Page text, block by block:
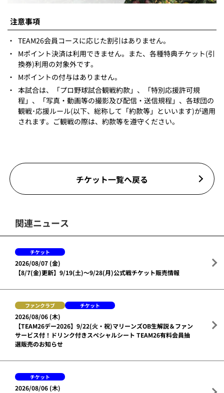
注意事項
・ TEAM26会員コースに応じた割引はありません。
・
Mポイント決済は利用できません。また、各種特典チケット(引
換券)利用の対象外です。
・
Mポイントの付与はありません。
・ 本試合は、「プロ野球試合観戦約款」、「特別応援許可規
程」、「写真・動画等の撮影及び配信・送信規程」、各球団の
観戦･応援ルール(以下、総称して「約款等」といいます)が適用
されます。ご観戦の際は、約款等を遵守ください。
チケット一覧へ戻る
関連ニュース
チケット
2026/08/07 (金)
【8/7(金)更新】9/19(土)～9/28(月)公式戦チケット販売情報
ファンクラブ チケット
2026/08/06 (木)
【TEAM26デー2026】9/22(火・祝)マリーンズOB生解説＆ファン
サービス付！ドリンク付きスペシャルシート TEAM26有料会員抽
選販売のお知らせ
チケット
2026/08/06 (木)